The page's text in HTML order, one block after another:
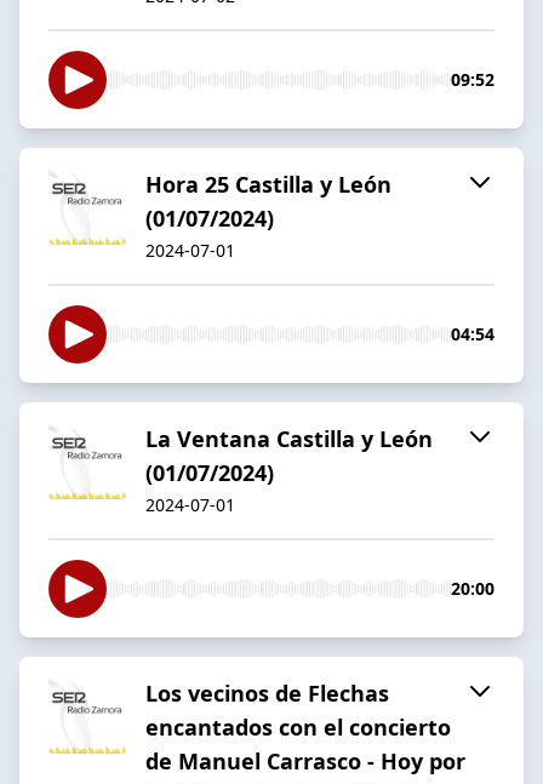
09:52
Hora 25 Castilla y León
(01/07/2024)
2024-07-01
04:54
La Ventana Castilla y León
(01/07/2024)
2024-07-01
20:00
Los vecinos de Flechas
encantados con el concierto
de Manuel Carrasco - Hoy por